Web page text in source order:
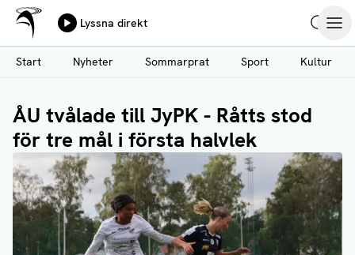
Hoppa
till
huvudinnehåll
Ålands Radio & TV
Lyssna direkt
Start
Nyheter Sommarprat Sport Kultur
ÅU tvålade till JyPK - Råtts stod
för tre mål i första halvlek